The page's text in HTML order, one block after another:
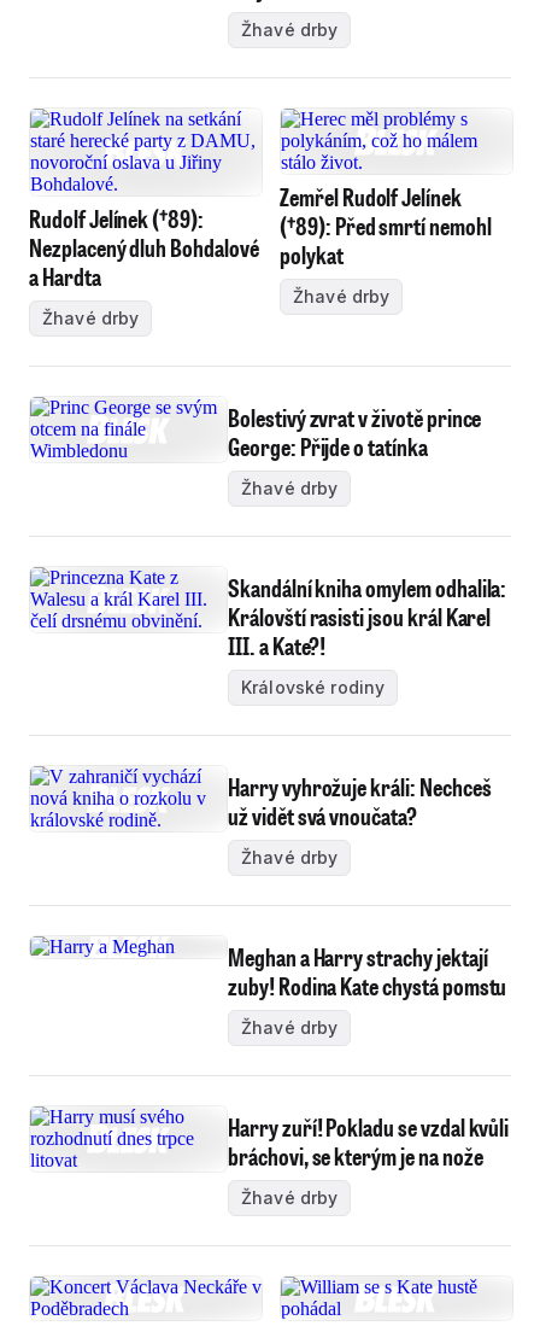
Žhavé drby
Rudolf Jelínek (†89):
Nezplacený dluh Bohdalové
a Hardta
Žhavé drby
Zemřel Rudolf Jelínek
(†89): Před smrtí nemohl
polykat
Žhavé drby
Bolestivý zvrat v životě prince
George: Přijde o tatínka
Žhavé drby
Skandální kniha omylem odhalila:
Královští rasisti jsou král Karel
III. a Kate?!
Královské rodiny
Harry vyhrožuje králi: Nechceš
už vidět svá vnoučata?
Žhavé drby
Meghan a Harry strachy jektají
zuby! Rodina Kate chystá pomstu
Žhavé drby
Harry zuří! Pokladu se vzdal kvůli
bráchovi, se kterým je na nože
Žhavé drby